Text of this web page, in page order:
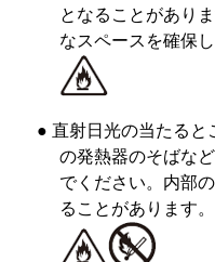
となることがあり
なスペースを確保し
● 直射日光の当たると
の発熱器のそばな
でください。内部
ることがあります。